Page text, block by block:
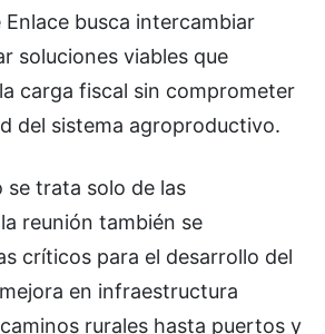
Enlace busca intercambiar
soluciones viables que
carga fiscal sin comprometer
del sistema agroproductivo.
se trata solo de las
reunión también se
críticos para el desarrollo del
en infraestructura
rurales hasta puertos y